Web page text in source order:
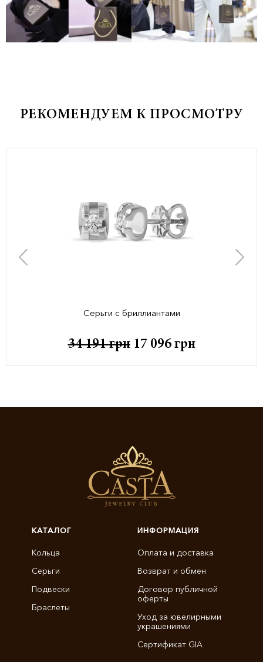
РЕКОМЕНДУЕМ К ПРОСМОТРУ
Серьги с бриллиантами
34 191грн 17 096 грн
КАТАЛОГ
Кольца
Серьги
Подвески
Браслеты
ИНФОРМАЦИЯ
Оплата и доставка
Возврат и обмен
Договор публичной
оферты
Уход за ювелирными
украшениями
Сертификат GIA